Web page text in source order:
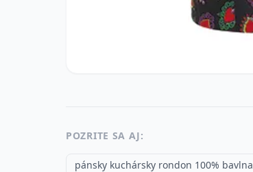
POZRITE SA AJ:
pánsky kuchársky rondon 100% bavlna